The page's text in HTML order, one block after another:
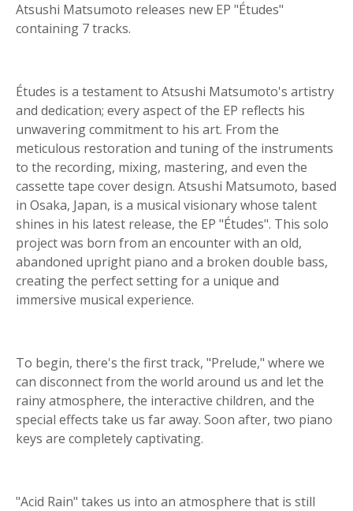
Atsushi Matsumoto releases new EP "Études"
containing 7 tracks.
Études is a testament to Atsushi Matsumoto's artistry
and dedication; every aspect of the EP reflects his
unwavering commitment to his art. From the
meticulous restoration and tuning of the instruments
to the recording, mixing, mastering, and even the
cassette tape cover design. Atsushi Matsumoto, based
in Osaka, Japan, is a musical visionary whose talent
shines in his latest release, the EP "Études". This solo
project was born from an encounter with an old,
abandoned upright piano and a broken double bass,
creating the perfect setting for a unique and
immersive musical experience.
To begin, there's the first track, "Prelude," where we
can disconnect from the world around us and let the
rainy atmosphere, the interactive children, and the
special effects take us far away. Soon after, two piano
keys are completely captivating.
"Acid Rain" takes us into an atmosphere that is still